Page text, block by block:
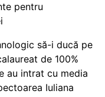
pentru
să-i ducă pe
de 100%
au intrat cu media
Iuliana